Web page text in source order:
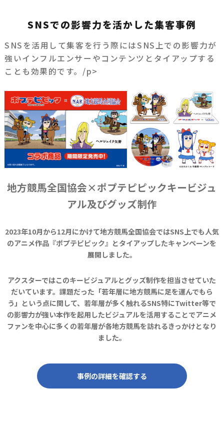
SNSでの影響力を活かした集客事例
SNSを活用して集客を行う際にはSNS上での影響力が
強いインフルエンサーやコンテンツとタイアップする
ことも効果的です。/p>
地方競馬全国協会×ポプテピピックキービジュ
アル及びグッズ制作
2023年10月から12月にかけて地方競馬全国協会ではSNS上でも人気
のアニメ作品 『ポプテピピック』とタイアップしたキャンペーンを
展開しました。
アクスターではこのキービジュアルとグッズ制作を担当させていた
だいています。 課題だった「若年層に地方競馬に足を運んでもら
う」という点に関して、若年層が多く触れるSNS特にTwitter等で
の影響力が強い本作を起用したビジュアルを活用することでアニメ
ファンを中心に多くの若年層が各地方競馬を訪れるきっかけとなり
ました。
事例の詳細を確認する